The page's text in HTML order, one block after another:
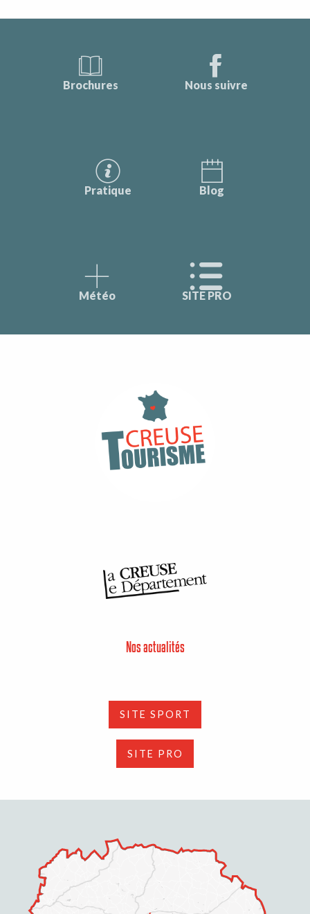
Brochures Nous suivre
Pratique Blog
Météo SITE PRO
Nos actualités
SITE SPORT
SITE PRO